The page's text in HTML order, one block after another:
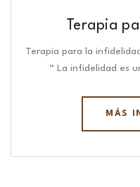
Terapia
Terapia para la
“ La infidelidad es
MÁS